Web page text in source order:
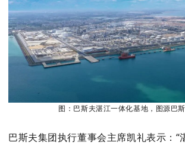
图： 巴斯夫湛江一体化基地，图源巴
巴斯夫集团执行董事会主席凯礼表示： “